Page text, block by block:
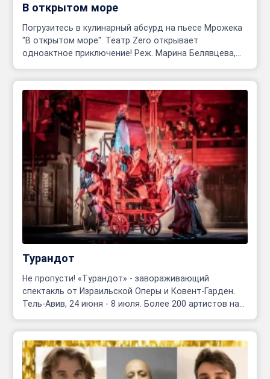
В открытом море
Погрузитесь в кулинарный абсурд на пьесе Мрожека
"В открытом море". Театр Zero открывает
одноактное приключение! Реж. Марина Белявцева,
Турандот
Не пропусти! «Турандот» - завораживающий
спектакль от Израильской Оперы и Ковент-Гарден.
Тель-Авив, 24 июня - 8 июля. Более 200 артистов на